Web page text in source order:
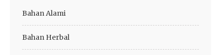
Bahan Alami
Bahan Herbal